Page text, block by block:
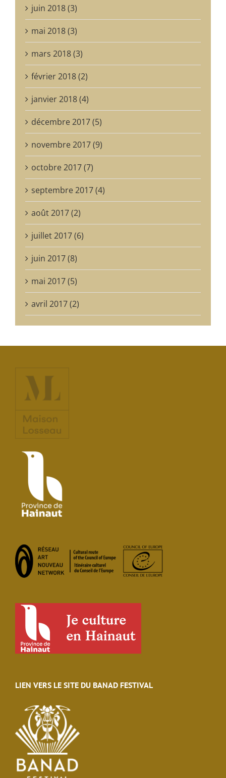
juin 2018 (3)
mai 2018 (3)
mars 2018 (3)
février 2018 (2)
janvier 2018 (4)
décembre 2017 (5)
novembre 2017 (9)
octobre 2017 (7)
septembre 2017 (4)
août 2017 (2)
juillet 2017 (6)
juin 2017 (8)
mai 2017 (5)
avril 2017 (2)
LIEN VERS LE SITE DU BANAD FESTIVAL